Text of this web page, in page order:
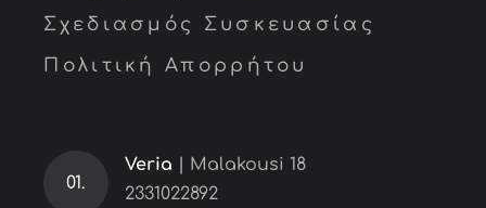
Σχεδιασμός Συσκευασίας
Πολιτική Απορρήτου
01.
Veria | Malakousi 18
2331022892